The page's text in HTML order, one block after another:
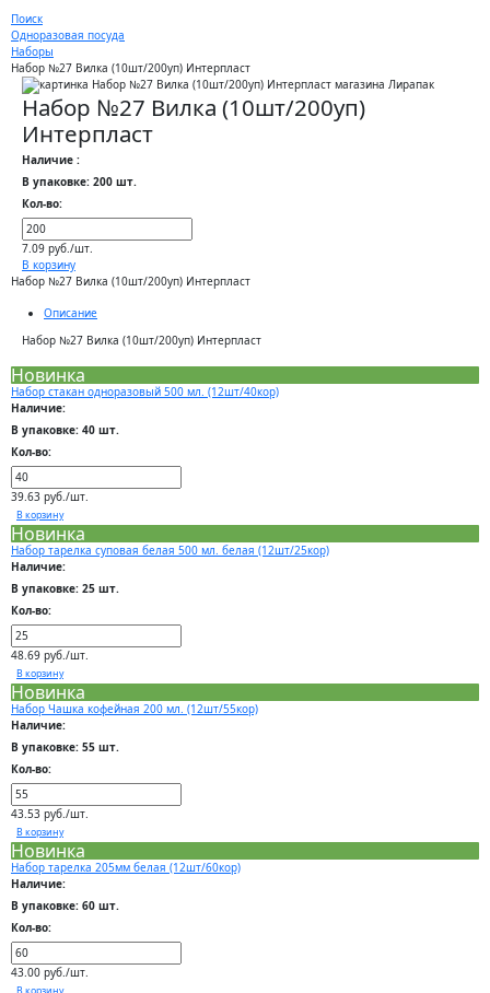
Поиск
Одноразовая посуда
Наборы
Набор №27 Вилка (10шт/200уп) Интерпласт
Набор №27 Вилка (10шт/200уп)
Интерпласт
Наличие :
В упаковке: 200 шт.
Кол-во:
7.09 руб./шт.
В корзину
Набор №27 Вилка (10шт/200уп) Интерпласт
Описание
Набор №27 Вилка (10шт/200уп) Интерпласт
Новинка
Набор стакан одноразовый 500 мл. (12шт/40кор)
Наличие:
В упаковке: 40 шт.
Кол-во:
39.63 руб./шт.
В корзину
Новинка
Набор тарелка суповая белая 500 мл. белая (12шт/25кор)
Наличие:
В упаковке: 25 шт.
Кол-во:
48.69 руб./шт.
В корзину
Новинка
Набор Чашка кофейная 200 мл. (12шт/55кор)
Наличие:
В упаковке: 55 шт.
Кол-во:
43.53 руб./шт.
В корзину
Новинка
Набор тарелка 205мм белая (12шт/60кор)
Наличие:
В упаковке: 60 шт.
Кол-во:
43.00 руб./шт.
В корзину